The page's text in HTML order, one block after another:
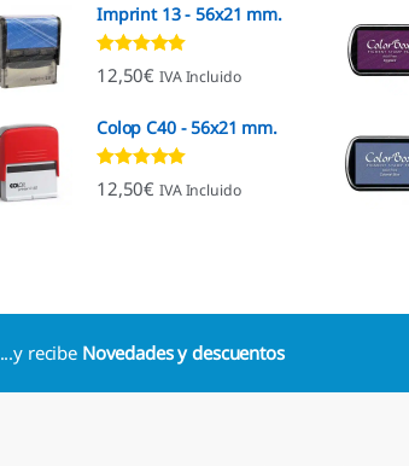
Imprint 13 - 56x21 mm.
Valorado con
4.96de 5
12,50€ IVA Incluido
Colop C40 - 56x21 mm.
Valorado con
4.89de 5
12,50€ IVA Incluido
...y recibe Novedades y descuentos